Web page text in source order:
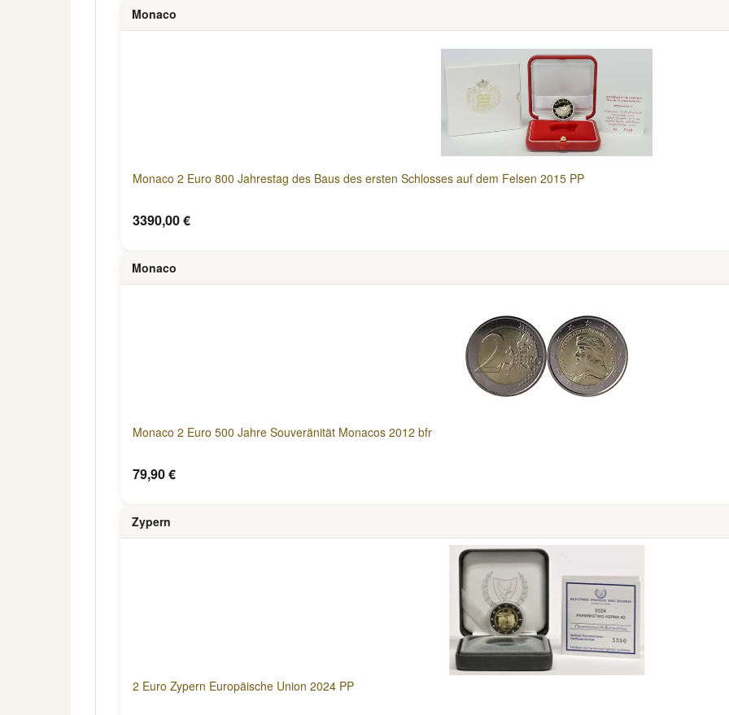
Monaco
Monaco 2 Euro 800 Jahrestag des Baus des ersten Schlosses auf dem Felsen 2015 PP
3390,00 €
Monaco
Monaco 2 Euro 500 Jahre Souveränität Monacos 2012 bfr
79,90 €
Zypern
2 Euro Zypern Europäische Union 2024 PP